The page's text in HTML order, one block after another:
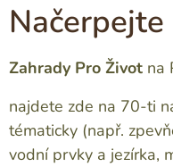
Načerpejte
Zahrady Pro Život na
najdete zde na 70-ti
tématicky (např.
vodní prvky a jezírka,